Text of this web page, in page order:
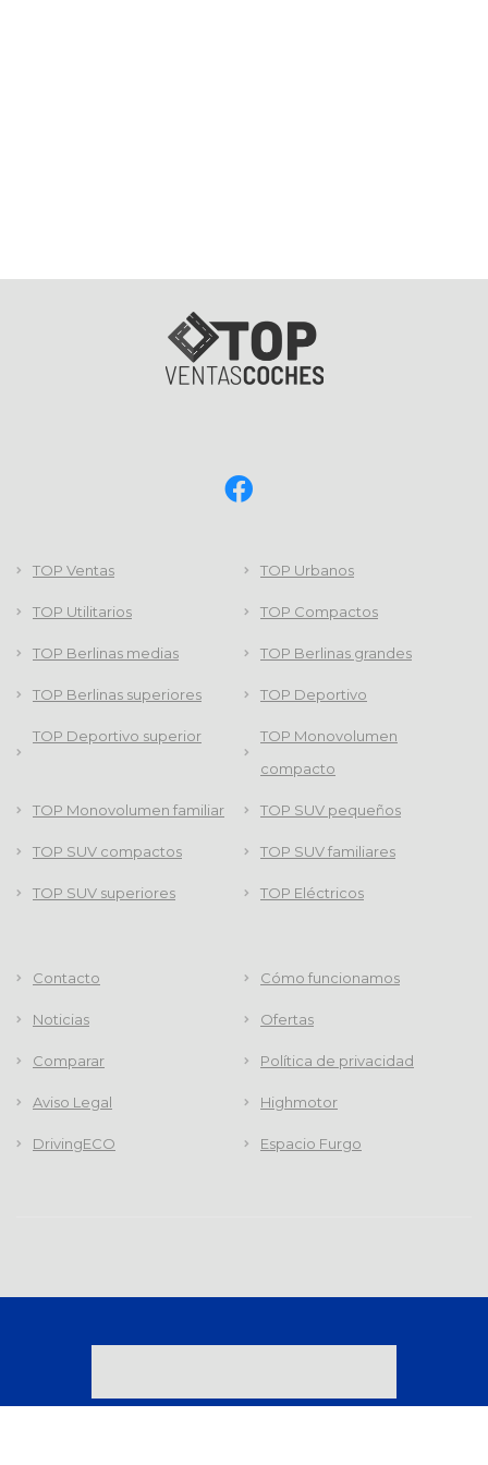
TOP Ventas TOP Urbanos
TOP Utilitarios TOP Compactos
TOP Berlinas medias TOP Berlinas grandes
TOP Berlinas superiores TOP Deportivo
TOP Deportivo superior
TOP Monovolumen
compacto
TOP Monovolumen familiar TOP SUV pequeños
TOP SUV compactos TOP SUV familiares
TOP SUV superiores TOP Eléctricos
Contacto Cómo funcionamos
Noticias Ofertas
Comparar Política de privacidad
Aviso Legal Highmotor
DrivingECO Espacio Furgo